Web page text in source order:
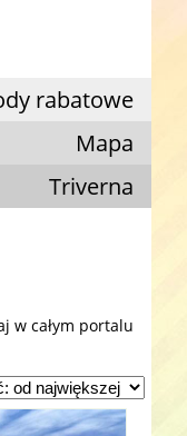
rabatowe
Mapa
Triverna
w całym portalu